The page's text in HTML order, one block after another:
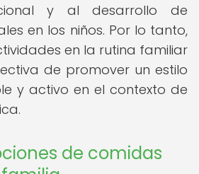
y al desarrollo de
en los niños. Por lo tanto,
en la rutina familiar
de promover un estilo
y activo en el contexto de
de comidas